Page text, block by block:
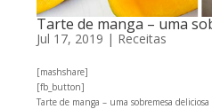
Tarte de manga – uma
Jul 17, 2019 | Receitas
[mashshare]
[fb_button]
Tarte de manga – uma sobremesa